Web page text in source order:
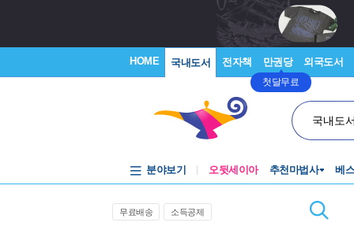
HOME 국내도서 전자책 만권당
첫달무료
외국도서
국내도
분야보기 오뒷세이아 추천마법사 베
무료배송 소득공제